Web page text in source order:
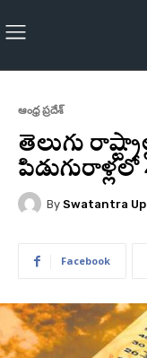
ఆంధ్ర ప్రదేశ్
తెలుగు
పిడుగురాళ్లలో
By Swatantra
Facebook